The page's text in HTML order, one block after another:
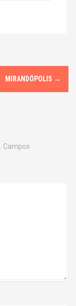
MIRANDÓPOLIS →
Campos